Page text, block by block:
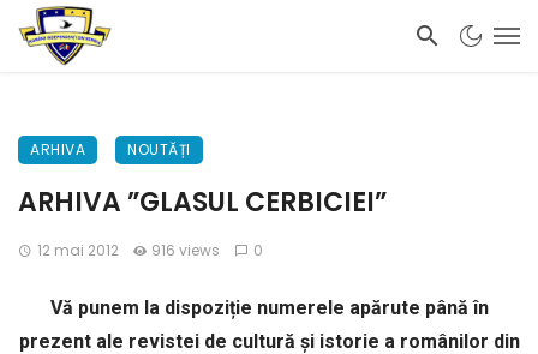
ARHIVA NOUTĂȚI
ARHIVA ”GLASUL CERBICIEI”
12 mai 2012 916 views 0
Vă punem la dispoziție numerele apărute până în
prezent ale revistei de cultură și istorie a românilor din